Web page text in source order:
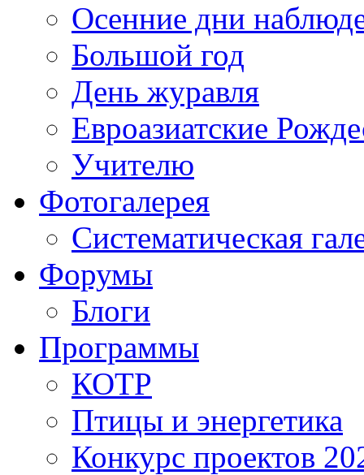
Осенние дни
Большой год
День журавля
Евроазиатские
Учителю
Фотогалерея
Систематическая
Форумы
Блоги
Программы
КОТР
Птицы и энергетика
Конкурс проектов